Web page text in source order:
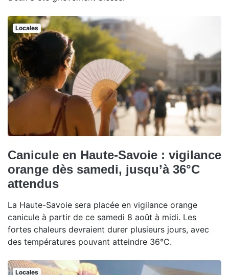
Locales
Canicule en Haute-Savoie : vigilance
orange dès samedi, jusqu’à 36°C
attendus
La Haute-Savoie sera placée en vigilance orange
canicule à partir de ce samedi 8 août à midi. Les
fortes chaleurs devraient durer plusieurs jours, avec
des températures pouvant atteindre 36°C.
Locales